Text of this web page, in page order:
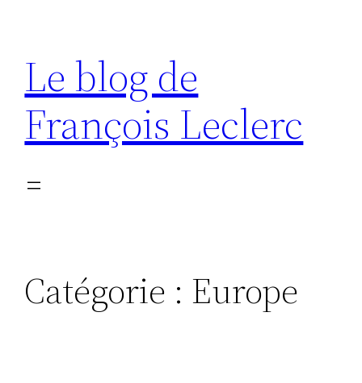
contenu
Le blog de
François Leclerc
Catégorie : Europe